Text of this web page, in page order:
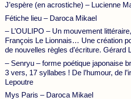
J’espère (en acrostiche) – Lucienne
Fétiche lieu – Daroca Mikael
– L’OULIPO – Un mouvement
François Le Lionnais… Une création
de nouvelles règles d’écriture. Gérard
– Senryu – forme poétique japonaise
3 vers, 17 syllabes ! De l’humour, de
Lepoutre
Mys Paris – Daroca Mikael